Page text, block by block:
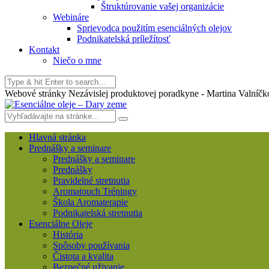
Štruktúrovanie vašej organizácie
Webináre
Sprievodca použitím esenciálných olejov
Podnikatelská príležítosť
Kontakt
Niečo o mne
Webové stránky Nezávislej produktovej poradkyne - Martina
Hlavná stránka
Prednášky a seminare
Prednášky a seminare
Prednášky
Pravidelné stretnutia
Aromatouch Tréningy
Škola Aromaterapie
Podnikatelská stretnutia
Esenciálne Oleje
História
Spôsoby používania
Čistota a kvalita
Bezpečné uživanie